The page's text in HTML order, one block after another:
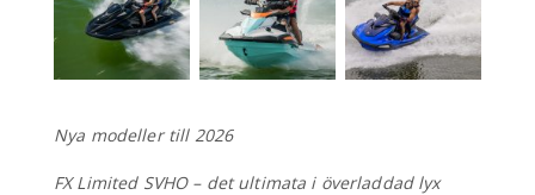
Nya modeller till 2026
FX Limited SVHO – det ultimata i överladdad lyx